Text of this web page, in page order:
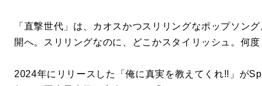
「 直撃世代 」は、カオスかつスリリングなポップソング
開へ。
スリリングなのに、どこかスタイリッシュ。何
2024年にリリースした「俺に真実を教えてくれ!!」 が